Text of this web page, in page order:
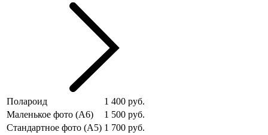
Полароид
1 400 руб.
Маленькое фото (А6)
1 500 руб.
Стандартное фото (А5) 1 700 руб.